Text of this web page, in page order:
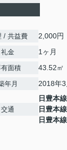
/ 共益費 2,000円
礼金 1ヶ月
面積 43.52㎡
年月 2018年
交通
日豊本線
日豊本線
日豊本線